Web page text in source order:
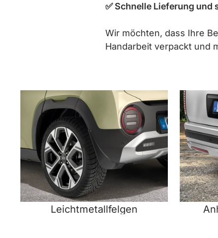
✅ Schnelle Lieferung
Wir möchten, dass Ihre
Handarbeit verpackt und
Leichtmetallfelgen